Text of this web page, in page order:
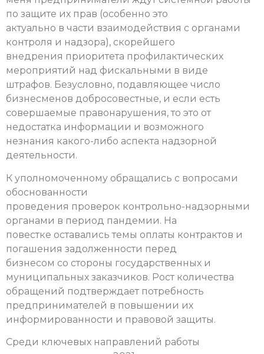
по защите их прав (особенно это
актуально в части взаимодействия с органами
контроля и надзора), скорейшего
внедрения приоритета профилактических
мероприятий над фискальными в виде
штрафов. Безусловно, подавляющее число
бизнесменов добросовестные, и если есть
совершаемые правонарушения, то это от
недостатка информации и возможного
незнания какого-либо аспекта надзорной
деятельности.
К уполномоченному обращались с вопросами
обоснованности
проведения проверок контрольно-надзорными
органами в период пандемии. На
повестке оставались темы оплаты контрактов и
погашения задолженности перед
бизнесом со стороны государственных и
муниципальных заказчиков. Рост количества
обращений подтверждает потребность
предпринимателей в повышении их
информированности и правовой защиты.
Среди ключевых направлений работы